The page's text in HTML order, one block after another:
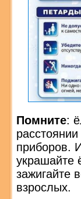
Помните:
приборов.
украшайте
зажигайте
взрослых.